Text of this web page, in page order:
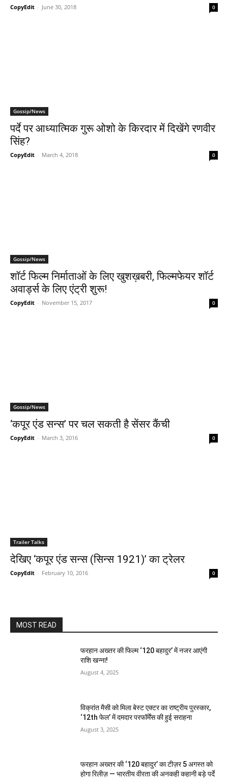
CopyEdit - June 30, 2018 0
Gossip/News
पर्दे पर आध्यात्मिक गुरू ओशो के किरदार में दिखेंगे रणवीर
सिंह?
CopyEdit - March 4, 2018 0
Gossip/News
शॉर्ट फिल्म निर्माताओं के लिए खुशख़बरी, फिल्मफेयर शॉर्ट
अवार्ड्स के लिए एंट्री शुरू!
CopyEdit - November 15, 2017 0
Gossip/News
‘कपूर एंड सन्‍स’ पर चल सकती है सेंसर कैंची
CopyEdit - March 3, 2016 0
Trailer Talks
देखिए ‘कपूर एंड सन्‍स (सिन्‍स 1921)’ का ट्रेलर
CopyEdit - February 10, 2016 0
MOST READ
फरहान अख्तर की फिल्म ‘120 बहादुर’ में नजर आएंगी
राशि खन्ना!
August 4, 2025
विक्रांत मैसी को मिला बेस्ट एक्टर का राष्ट्रीय पुरस्कार,
‘12th फेल’ में दमदार परफॉर्मेंस की हुई सराहना
August 3, 2025
फरहान अख्तर की ‘120 बहादुर’ का टीज़र 5 अगस्त को
होगा रिलीज़ — भारतीय वीरता की अनकही कहानी बड़े पर्दे